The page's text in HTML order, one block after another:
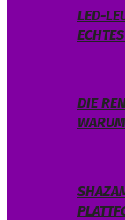
LED-
DIE